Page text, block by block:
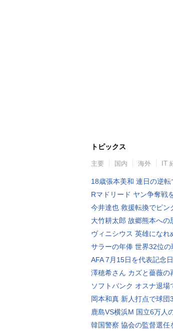
トピックス
主要 国内 海外 IT
18歳張本美和 連日の逆転
Rマドリード ヤン争奪戦
今井達也 救援転換でピン
大竹耕太郎 故郷熊本への
ヴィニシウス 英雄になれ
サラーの年俸 世界32位の
AFA 7月15日を代表記念
澤穂希さん カズと薔薇の
ソフトバンク オスナ退場
岡本和真 新人打点で球団
鹿島VS横浜M 国立6万人
韓国警察 協会の監督選任